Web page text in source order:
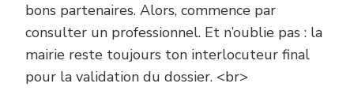
bons partenaires. Alors, commence par
consulter un professionnel. Et n’oublie pas : la
mairie reste toujours ton interlocuteur final
pour la validation du dossier. <br>